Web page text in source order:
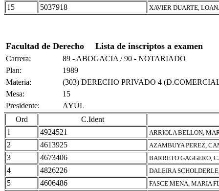
15 5037918 XAVIER DUARTE,
Facultad de Derecho Lista de inscriptos a examen
Carrera:
89 - ABOGACIA / 90 - NOTARIADO
Plan:
1989
Materia:
(303) DERECHO PRIVADO 4
Mesa:
15
Presidente:
AYUL
Ord
C.Ident
1
4924521 ARRIOLA BELLON,
2 4613925 AZAMBUYA PEREZ,
3 4673406 BARRETO GAGGERO,
4 4826226 DALEIRA
5 4606486 FASCE MENA, MARIA